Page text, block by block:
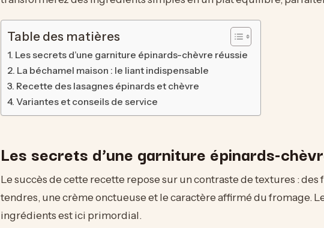
Table des matières
Les secrets d’une garniture épinards-chèvre réussie
La béchamel maison : le liant indispensable
Recette des lasagnes épinards et chèvre
Variantes et conseils de service
Les secrets d’une garniture épinards-
Le succès de cette recette repose sur un contraste de textures : des
tendres, une crème onctueuse et le caractère affirmé du fromage.
ingrédients est ici primordial.